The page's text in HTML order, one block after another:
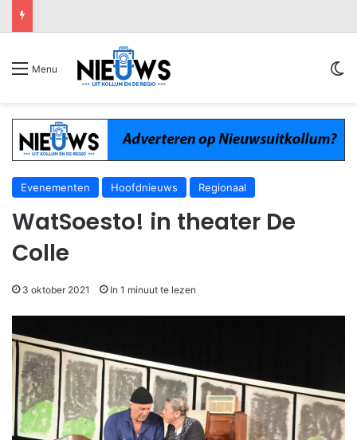
Menu
Evenementen Hoofdnieuws Regionaal
WatSoesto! in theater De
Colle
3 oktober 2021 In 1 minuut te lezen